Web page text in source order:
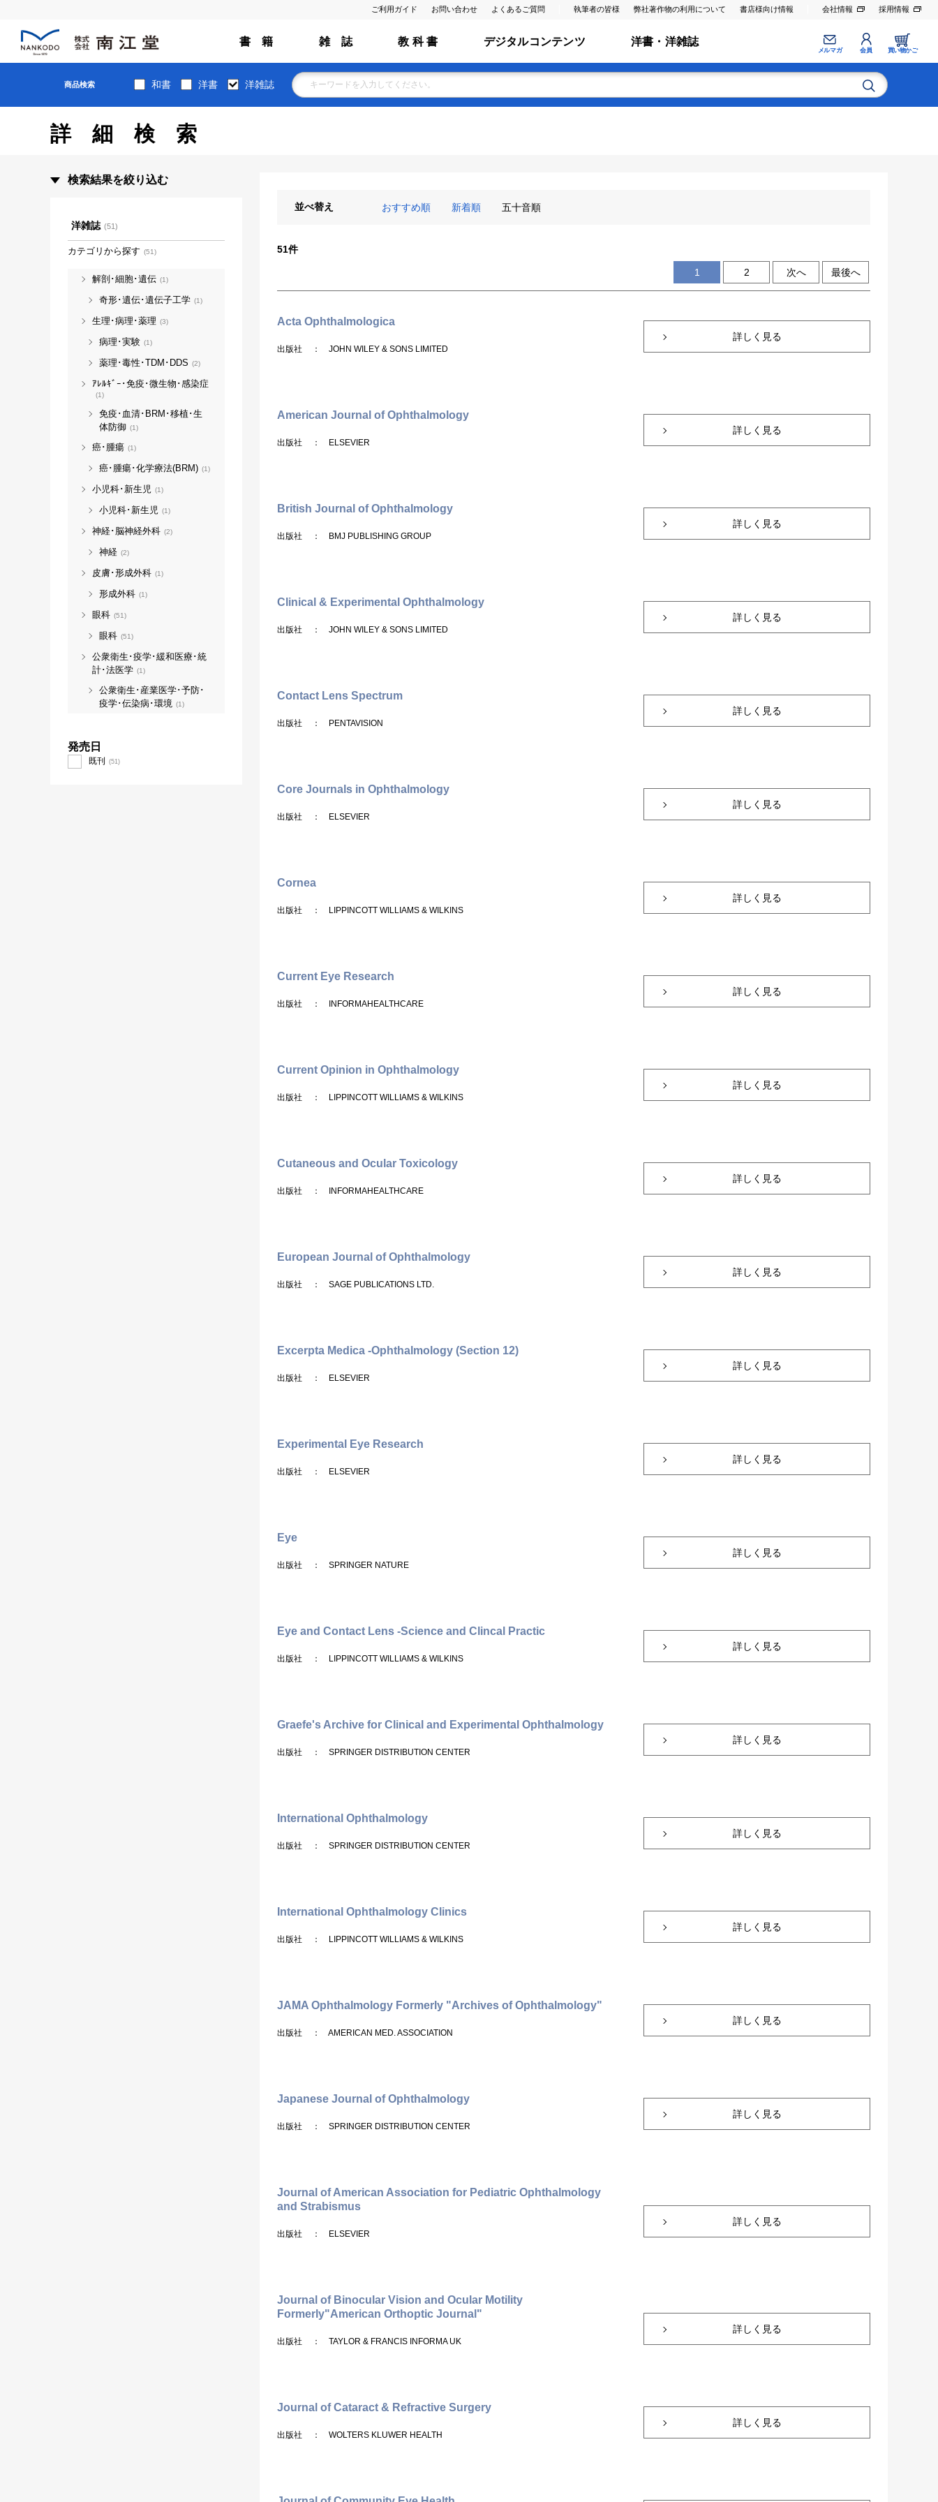
ご利用ガイド お問い合わせ よくあるご質問 執筆者の皆様 弊社著作物の利用について 書店様向け情報 会社情報 採用情報
書 籍 雑 誌 教 科 書 デジタルコンテンツ 洋書・洋雑誌
メルマガ 会員 買い物かご
商品検索 和書 洋書 洋雑誌
詳細検索
並べ替え おすすめ順 新着順 五十音順
51件
1 2 次へ 最後へ
Acta Ophthalmologica
出版社 ： JOHN WILEY & SONS LIMITED
詳しく見る
American Journal of Ophthalmology
出版社 ： ELSEVIER
詳しく見る
British Journal of Ophthalmology
出版社 ： BMJ PUBLISHING GROUP
詳しく見る
Clinical & Experimental Ophthalmology
出版社 ： JOHN WILEY & SONS LIMITED
詳しく見る
Contact Lens Spectrum
出版社 ： PENTAVISION
詳しく見る
Core Journals in Ophthalmology
出版社 ： ELSEVIER
詳しく見る
Cornea
出版社 ： LIPPINCOTT WILLIAMS & WILKINS
詳しく見る
Current Eye Research
出版社 ： INFORMAHEALTHCARE
詳しく見る
Current Opinion in Ophthalmology
出版社 ： LIPPINCOTT WILLIAMS & WILKINS
詳しく見る
Cutaneous and Ocular Toxicology
出版社 ： INFORMAHEALTHCARE
詳しく見る
European Journal of Ophthalmology
出版社 ： SAGE PUBLICATIONS LTD.
詳しく見る
Excerpta Medica -Ophthalmology (Section 12)
出版社 ： ELSEVIER
詳しく見る
Experimental Eye Research
出版社 ： ELSEVIER
詳しく見る
Eye
出版社 ： SPRINGER NATURE
詳しく見る
Eye and Contact Lens -Science and Clincal Practic
出版社 ： LIPPINCOTT WILLIAMS & WILKINS
詳しく見る
Graefe's Archive for Clinical and Experimental Ophthalmology
出版社 ： SPRINGER DISTRIBUTION CENTER
詳しく見る
International Ophthalmology
出版社 ： SPRINGER DISTRIBUTION CENTER
詳しく見る
International Ophthalmology Clinics
出版社 ： LIPPINCOTT WILLIAMS & WILKINS
詳しく見る
JAMA Ophthalmology Formerly "Archives of Ophthalmology"
出版社 ： AMERICAN MED. ASSOCIATION
詳しく見る
Japanese Journal of Ophthalmology
出版社 ： SPRINGER DISTRIBUTION CENTER
詳しく見る
Journal of American Association for Pediatric Ophthalmology
and Strabismus
出版社 ： ELSEVIER
詳しく見る
Journal of Binocular Vision and Ocular Motility
Formerly"American Orthoptic Journal"
出版社 ： TAYLOR & FRANCIS INFORMA UK
詳しく見る
Journal of Cataract & Refractive Surgery
出版社 ： WOLTERS KLUWER HEALTH
詳しく見る
検索結果を絞り込む
洋雑誌 (51)
カテゴリから探す (51)
解剖･細胞･遺伝 (1)
奇形･遺伝･遺伝子工学 (1)
生理･病理･薬理 (3)
病理･実験 (1)
薬理･毒性･TDM･DDS (2)
ｱﾚﾙｷﾞｰ･免疫･微生物･感染症
(1)
免疫･血清･BRM･移植･生
体防御 (1)
癌･腫瘍 (1)
癌･腫瘍･化学療法(BRM) (1)
小児科･新生児 (1)
小児科･新生児 (1)
神経･脳神経外科 (2)
神経 (2)
皮膚･形成外科 (1)
形成外科 (1)
眼科 (51)
眼科 (51)
公衆衛生･疫学･緩和医療･統
計･法医学 (1)
公衆衛生･産業医学･予防･
疫学･伝染病･環境 (1)
発売日
既刊 (51)